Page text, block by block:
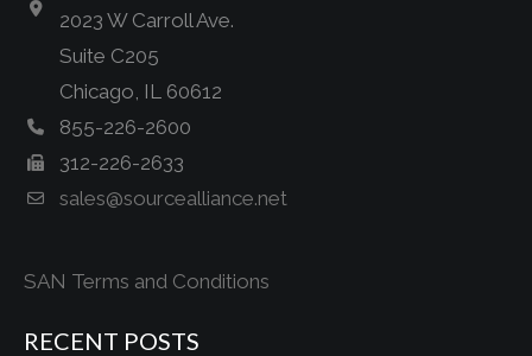
2023 W Carroll Ave.
Suite C205
Chicago, IL 60612
855-226-2600
312-226-2633
sales@sourcealliance.net
SAN Terms and Conditions
RECENT POSTS